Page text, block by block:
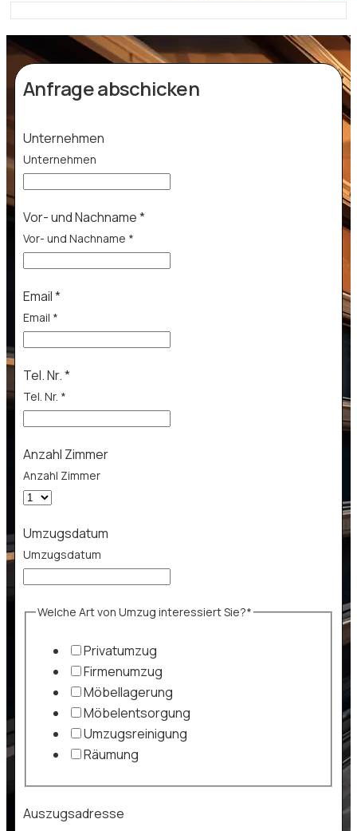
Anfrage abschicken
Unternehmen
Unternehmen
Vor- und Nachname*
Vor- und Nachname *
Email*
Email *
Tel. Nr.*
Tel. Nr. *
Anzahl Zimmer
Anzahl Zimmer
Umzugsdatum
Umzugsdatum
Welche Art von Umzug interessiert Sie?*
Privatumzug
Firmenumzug
Möbellagerung
Möbelentsorgung
Umzugsreinigung
Räumung
Auszugsadresse